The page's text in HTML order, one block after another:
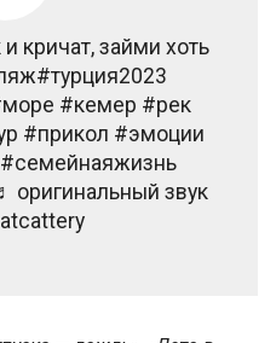
кричат, займи хоть
#кемер #рек
#прикол #эмоции
звук